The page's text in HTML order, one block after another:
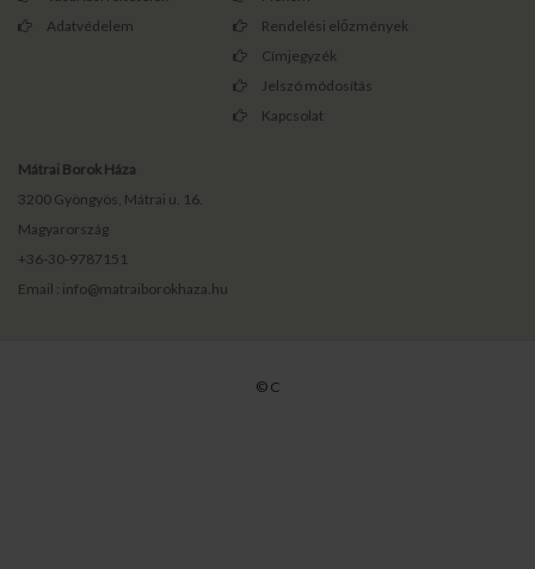
Adatvédelem
Rendelési előzmények
Címjegyzék
Jelszó módosítás
Kapcsolat
Mátrai Borok Háza
3200 Gyöngyös, Mátrai u. 16.
Magyarország
+36-30-9787151
Email : info@matraiborokhaza.hu
© C